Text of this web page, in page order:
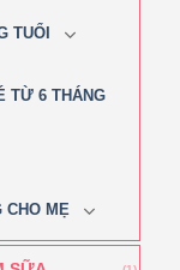
TUỔI
TỪ 6 THÁNG
CHO MẸ